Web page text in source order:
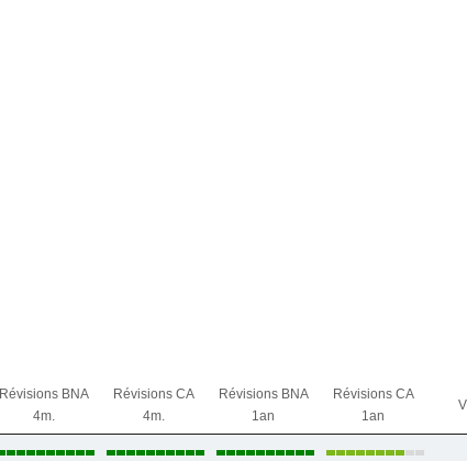
Révisions BNA
4m.
Révisions CA
4m.
Révisions BNA
1an
Révisions CA
1an